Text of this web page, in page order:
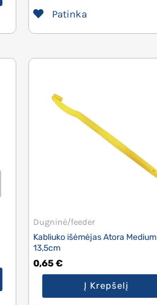
Patinka
Dugninė/feeder
Kabliuko išėmėjas Atora Medium
13,5cm
0,65€
Į Krepšelį